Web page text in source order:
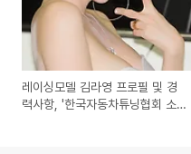
레이싱모델 김라영 프로필 및 경
력사항, '한국자동차튜닝협회 소